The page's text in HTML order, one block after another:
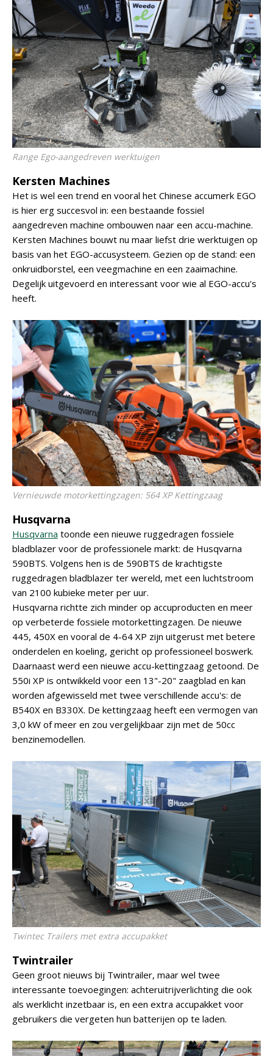
Range Ego-aangedreven werktuigen
Kersten Machines
Het is wel een trend en vooral het Chinese accumerk EGO
is hier erg succesvol in: een bestaande fossiel
aangedreven machine ombouwen naar een accu-machine.
Kersten Machines bouwt nu maar liefst drie werktuigen op
basis van het EGO-accusysteem. Gezien op de stand: een
onkruidborstel, een veegmachine en een zaaimachine.
Degelijk uitgevoerd en interessant voor wie al EGO-accu's
heeft.
Vernieuwde motorkettingzagen: 564 XP Kettingzaag
Husqvarna
Husqvarna toonde een nieuwe ruggedragen fossiele
bladblazer voor de professionele markt: de Husqvarna
590BTS. Volgens hen is de 590BTS de krachtigste
ruggedragen bladblazer ter wereld, met een luchtstroom
van 2100 kubieke meter per uur.
Husqvarna richtte zich minder op accuproducten en meer
op verbeterde fossiele motorkettingzagen. De nieuwe
445, 450X en vooral de 4-64 XP zijn uitgerust met betere
onderdelen en koeling, gericht op professioneel boswerk.
Daarnaast werd een nieuwe accu-kettingzaag getoond. De
550i XP is ontwikkeld voor een 13"-20" zaagblad en kan
worden afgewisseld met twee verschillende accu's: de
B540X en B330X. De kettingzaag heeft een vermogen van
3,0 kW of meer en zou vergelijkbaar zijn met de 50cc
benzinemodellen.
Twintec Trailers met extra accupakket
Twintrailer
Geen groot nieuws bij Twintrailer, maar wel twee
interessante toevoegingen: achteruitrijverlichting die ook
als werklicht inzetbaar is, en een extra accupakket voor
gebruikers die vergeten hun batterijen op te laden.